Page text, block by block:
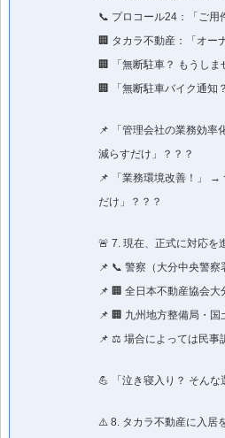
📞 プロコール24：「ご用
🏢 タカラ不動産：「オー
🏢 「無断駐車？ もうし
🏢 「無断駐車バイク通知
📌 「管理会社の業務効
減らすだけ」？？？
📌 「業務環境改善！」 →
だけ」？？？
🚨 7. 現在、正式に対応を
📌 📞 警察（大分中央警察
📌 🏢 全日本不動産協会大
📌 🏢 九州地方整備局・国
📌 ⚖️ 場合によっては民事
💪 「泣き寝入り？ そんな
⚠️ 8. タカラ不動産に入居